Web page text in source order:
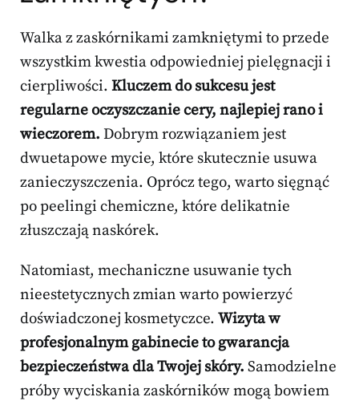
Walka z zaskórnikami zamkniętymi to przede
wszystkim kwestia odpowiedniej pielęgnacji i
cierpliwości. Kluczem do sukcesu jest
regularne oczyszczanie cery, najlepiej rano i
wieczorem. Dobrym rozwiązaniem jest
dwuetapowe mycie, które skutecznie usuwa
zanieczyszczenia. Oprócz tego, warto sięgnąć
po peelingi chemiczne, które delikatnie
złuszczają naskórek.
Natomiast, mechaniczne usuwanie tych
nieestetycznych zmian warto powierzyć
doświadczonej kosmetyczce. Wizyta w
profesjonalnym gabinecie to gwarancja
bezpieczeństwa dla Twojej skóry. Samodzielne
próby wyciskania zaskórników mogą bowiem